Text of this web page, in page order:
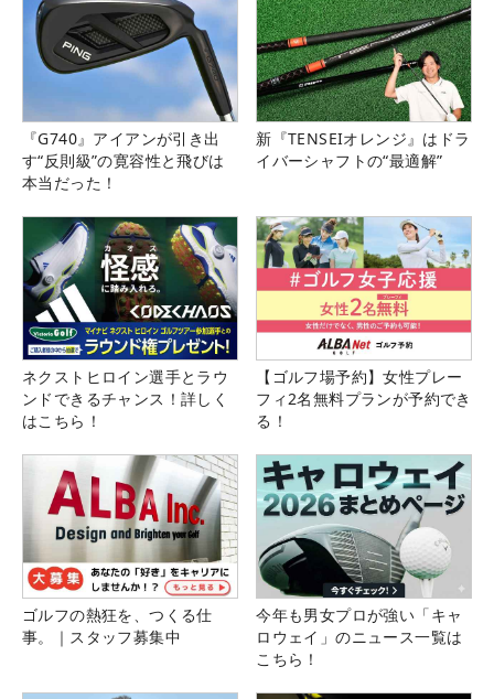
『G740』アイアンが引き出
す“反則級”の寛容性と飛びは
本当だった！
新『TENSEIオレンジ』はドラ
イバーシャフトの“最適解”
ネクストヒロイン選手とラウ
ンドできるチャンス！詳しく
はこちら！
【ゴルフ場予約】女性プレー
フィ2名無料プランが予約でき
る！
ゴルフの熱狂を、つくる仕
事。｜スタッフ募集中
今年も男女プロが強い「キャ
ロウェイ」のニュース一覧は
こちら！